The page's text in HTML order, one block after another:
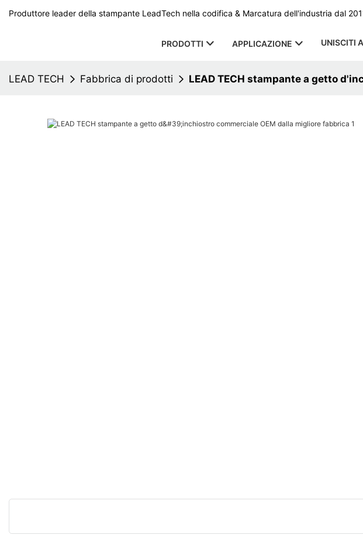
Produttore leader della stampante LeadTech nella codifica & Marcatura dell'industria dal
PRODOTTI APPLICAZIONE UNISCITI
LEAD TECH Fabbrica di prodotti LEAD TECH stampante a getto